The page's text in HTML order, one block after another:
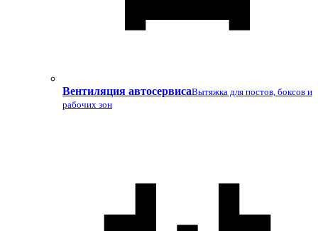
Вентиляция автосервисаВытяжка для постов, боксов и
рабочих зон